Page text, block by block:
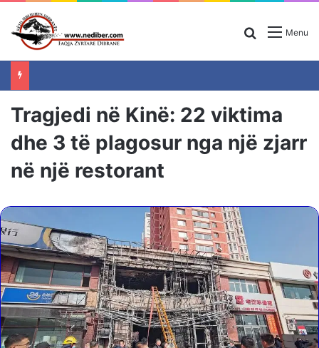
Menu
Search for
Tragjedi në Kinë: 22 viktima
dhe 3 të plagosur nga një zjarr
në një restorant